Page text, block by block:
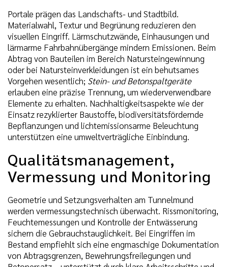
Portale prägen das Landschafts- und Stadtbild.
Materialwahl, Textur und Begrünung reduzieren den
visuellen Eingriff. Lärmschutzwände, Einhausungen und
lärmarme Fahrbahnübergänge mindern Emissionen. Beim
Abtrag von Bauteilen im Bereich Natursteingewinnung
oder bei Natursteinverkleidungen ist ein behutsames
Vorgehen wesentlich; Stein- und Betonspaltgeräte
erlauben eine präzise Trennung, um wiederverwendbare
Elemente zu erhalten. Nachhaltigkeitsaspekte wie der
Einsatz rezyklierter Baustoffe, biodiversitätsfördernde
Bepflanzungen und lichtemissionsarme Beleuchtung
unterstützen eine umweltverträgliche Einbindung.
Qualitätsmanagement,
Vermessung und Monitoring
Geometrie und Setzungsverhalten am Tunnelmund
werden vermessungstechnisch überwacht. Rissmonitoring,
Feuchtemessungen und Kontrolle der Entwässerung
sichern die Gebrauchstauglichkeit. Bei Eingriffen im
Bestand empfiehlt sich eine engmaschige Dokumentation
von Abtragsgrenzen, Bewehrungsfreilegungen und